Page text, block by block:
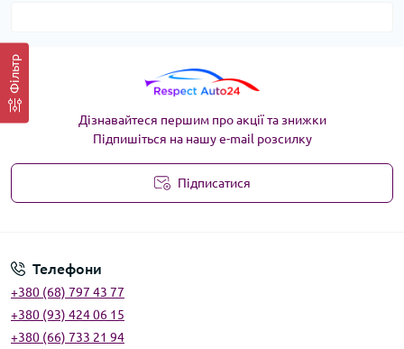
Фільтр
Дізнавайтеся першим про акції та знижки
Підпишіться на нашу e-mail розсилку
Підписатися
Телефони
+380 (68) 797 43 77
+380 (93) 424 06 15
+380 (66) 733 21 94